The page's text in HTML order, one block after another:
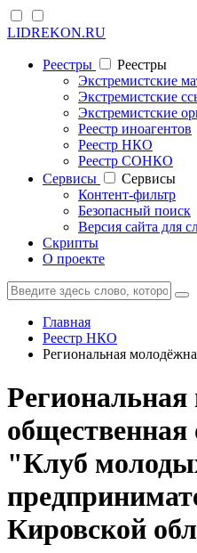
LIDREKON.RU
Реестры
Реестры
Экстремистские
Экстремистские
Экстремистские
Реестр иноагентов
Реестр НКО
Реестр СОНКО
Cервисы
Cервисы
Контент-фильтр
Безопасный поиск
Версия сайта для
Скрипты
О проекте
Главная
Реестр НКО
Региональная
общественная
"Клуб
Кировской